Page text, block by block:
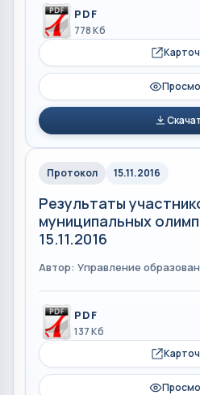
PDF
778 Кб
Протокол 15.11.2016
Результаты
муниципальных
15.11.2016
Автор: Управление
PDF
137 Кб